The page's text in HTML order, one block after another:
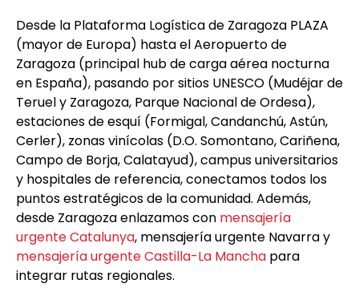
Desde la Plataforma Logística de Zaragoza PLAZA
(mayor de Europa) hasta el Aeropuerto de
Zaragoza (principal hub de carga aérea nocturna
en España), pasando por sitios UNESCO (Mudéjar de
Teruel y Zaragoza, Parque Nacional de Ordesa),
estaciones de esquí (Formigal, Candanchú, Astún,
Cerler), zonas vinícolas (D.O. Somontano, Cariñena,
Campo de Borja, Calatayud), campus universitarios
y hospitales de referencia, conectamos todos los
puntos estratégicos de la comunidad. Además,
desde Zaragoza enlazamos con mensajería
urgente Catalunya, mensajería urgente Navarra y
mensajería urgente Castilla-La Mancha para
integrar rutas regionales.